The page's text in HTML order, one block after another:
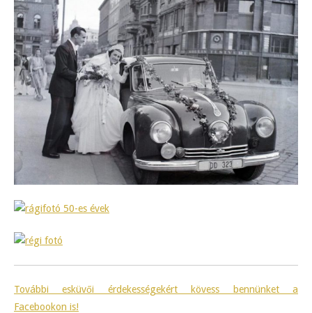
További esküvői érdekességekért kövess bennünket a
Facebookon is!